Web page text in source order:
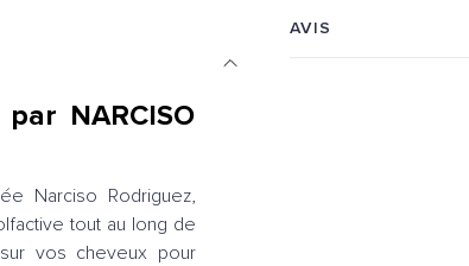
AVIS
NARCISO
Narciso Rodriguez,
tout au long de
vos cheveux pour